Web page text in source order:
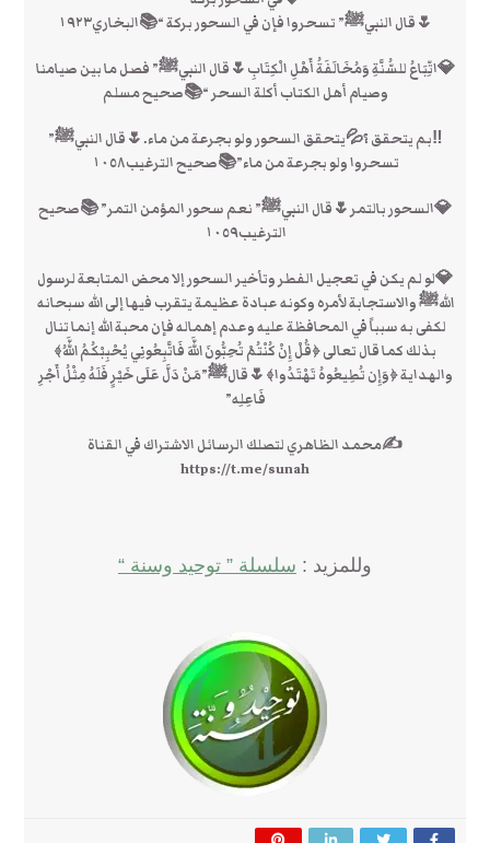
🌷قال النبيﷺ” تسحروا فإن في السحور بركة “📚البخاري١٩٢٣
💎اتِّبَاعُ للسُّنَّةِ وَمُخَالَفَةُ أَهْلِ الْكِتَابِ🌷قال النبيﷺ” فصل ما بين صيامنا
وصيام أهل الكتاب أكلة السحر “📚صحيح مسلم
‼بم يتحقق ؟💦يتحقق السحور ولو بجرعة من ماء.🌷قال النبيﷺ”
تسحروا ولو بجرعة من ماء”📚صحيح الترغيب١٠٥٨
💎السحور بالتمر🌷قال النبيﷺ” نعم سحور المؤمن التمر” 📚صحيح
الترغيب١٠٥٩
💎لو لم يكن في تعجيل الفطر وتأخير السحور إلا محض المتابعة لرسول
اللهﷺ والاستجابة لأمره وكونه عبادة عظيمة يتقرب فيها إلى الله سبحانه
لكفى به سبباً في المحافظة عليه وعدم إهماله فإن محبة الله إنما تنال
بذلك كما قال تعالى ﴿قُلْ إِنْ كُنْتُمْ تُحِبُّونَ اللَّهَ فَاتَّبِعُونِي يُحْبِبْكُمُ اللَّهُ﴾
والهداية ﴿وَإِن تُطِيعُوهُ تَهْتَدُوا﴾🌷قالﷺ”مَنْ دَلَّ عَلَى خَيْرٍ فَلَهُ مِثْلُ أَجْرِ
فَاعِلِه”
✍محمد الظاهري لتصلك الرسائل الاشتراك في القناة
https://t.me/sunah
وللمزيد : سلسلة ” توحيد وسنة “